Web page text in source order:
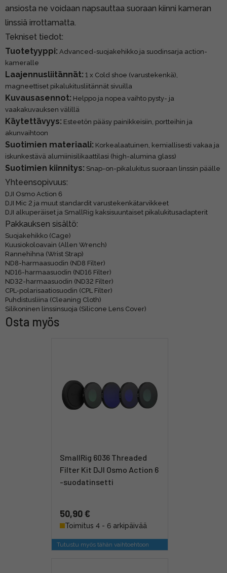
ansiosta ne voidaan napsauttaa suoraan kiinni kameran
linssiä irrottamatta.
Tekniset tiedot:
Tuotetyyppi: Advanced-suojakehikko ja suodinsarja action-
kameralle
Laajennusliitännät: 1 x Cold shoe (varustekenkä),
magneettiset pikalukitusliitännät sivuilla
Kuvausasennot: Helppo ja nopea vaihto pysty- ja
vaakakuvauksen välillä
Käytettävyys: Esteetön pääsy painikkeisiin, portteihin ja
akunvaihtoon
Suotimien materiaali: Korkealaatuinen, kemiallisesti vakaa ja
iskunkestävä alumiinisilikaattilasi (high-alumina glass)
Suotimien kiinnitys: Snap-on-pikalukitus suoraan linssin päälle
Yhteensopivuus:
DJI Osmo Action 6
DJI Mic 2 ja muut standardit varustekenkätarvikkeet
DJI alkuperäiset ja SmallRig kaksisuuntaiset pikalukitusadapterit
Pakkauksen sisältö:
Suojakehikko (Cage)
Kuusiokoloavain (Allen Wrench)
Rannehihna (Wrist Strap)
ND8-harmaasuodin (ND8 Filter)
ND16-harmaasuodin (ND16 Filter)
ND32-harmaasuodin (ND32 Filter)
CPL-polarisaatiosuodin (CPL Filter)
Puhdistusliina (Cleaning Cloth)
Silikoninen linssinsuoja (Silicone Lens Cover)
Osta myös
SmallRig 6036 Threaded
Filter Kit DJI Osmo Action 6
-suodatinsetti
50,90 €
Toimitus 4 - 6 arkipäivää
Tutustu myös tähän vaihtoehtoon